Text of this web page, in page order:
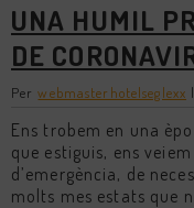
UNA HUMIL
DE
Perwebmasterhotelseglexx
Ens trobem en una
que estiguis, ens
d’emergència, de
molts mes estats que